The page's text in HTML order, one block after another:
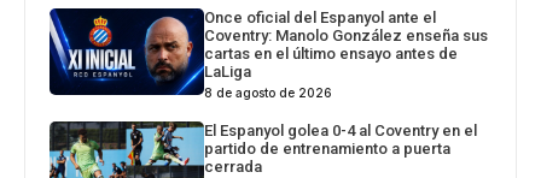
Once oficial del Espanyol ante el
Coventry: Manolo González enseña sus
cartas en el último ensayo antes de
LaLiga
8 de agosto de 2026
El Espanyol golea 0-4 al Coventry en el
partido de entrenamiento a puerta
cerrada